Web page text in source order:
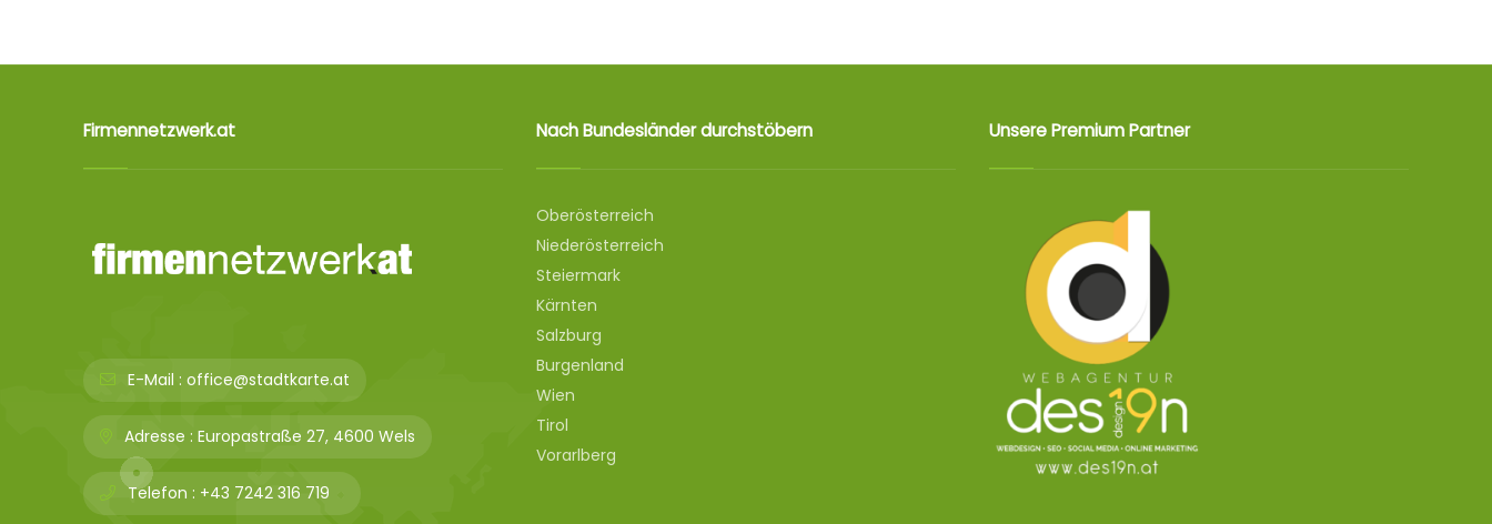
Firmennetzwerk.at
E-Mail : office@stadtkarte.at
Adresse : Europastraße 27, 4600 Wels
Telefon : +43 7242 316 719
Nach Bundesländer durchstöbern
Oberösterreich
Niederösterreich
Steiermark
Kärnten
Salzburg
Burgenland
Wien
Tirol
Vorarlberg
Unsere Premium Partner